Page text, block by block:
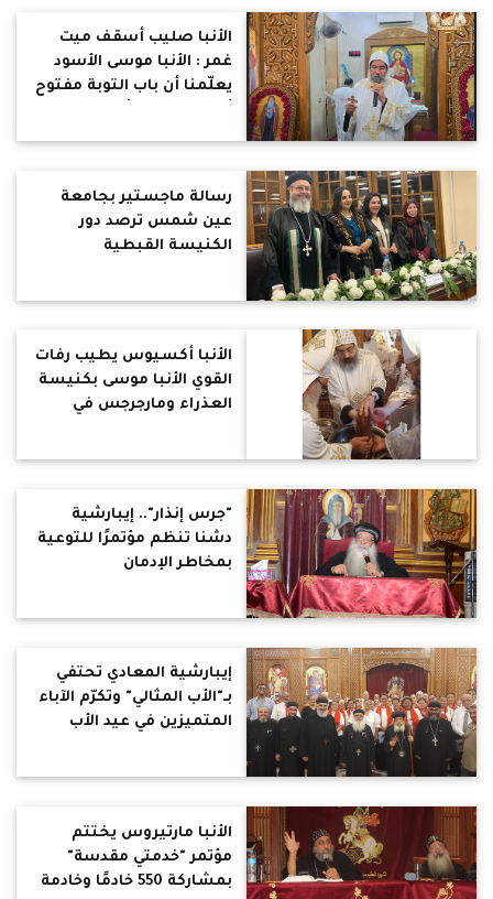
الأنبا صليب أسقف ميت
غمر : الأنبا موسى الأسود
يعلّمنا أن باب التوبة مفتوح
رسالة ماجستير بجامعة
عين شمس ترصد دور
الكنيسة القبطية
الأنبا أكسيوس يطيب رفات
القوي الأنبا موسى بكنيسة
العذراء ومارجرجس في
"جرس إنذار".. إيبارشية
دشنا تنظم مؤتمرًا للتوعية
بمخاطر الإدمان
إيبارشية المعادي تحتفي
بـ"الأب المثالي" وتكرّم الآباء
المتميزين في عيد الأب
الأنبا مارتيروس يختتم
مؤتمر "خدمتي مقدسة"
بمشاركة 550 خادمًا وخادمة